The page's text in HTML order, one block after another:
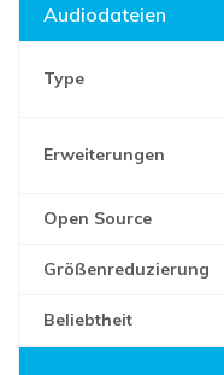
Audiodateien
Type
Erweiterungen
Open Source
Größenreduzierung
Beliebtheit